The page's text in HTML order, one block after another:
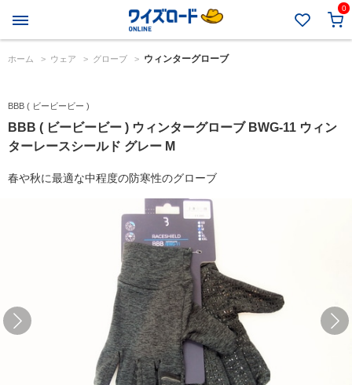
0
ホーム > ウェア > グローブ > ウィンターグローブ
BBB ( ビービービー )
BBB ( ビービービー ) ウィンターグローブ BWG-11 ウィン
ターレースシールド グレー M
春や秋に最適な中程度の防寒性のグローブ